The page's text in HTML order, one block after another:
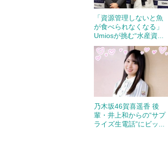
「資源管理しないと魚
が食べられなくなる」
Umiosが挑む“水産資...
乃木坂46賀喜遥香 後
輩・井上和からの“サプ
ライズ生電話”にビッ...